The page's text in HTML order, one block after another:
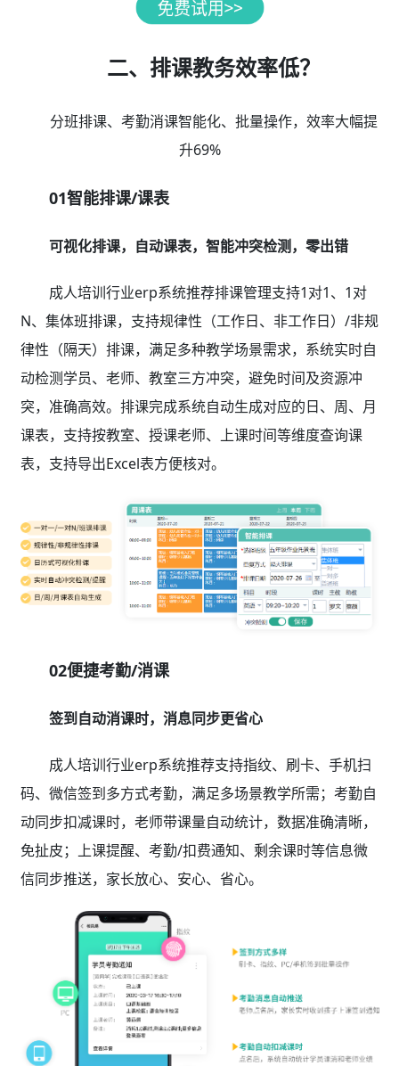
二、排课教务效率低？
分班排课、考勤消课智能化、批量操作，效率大幅提
升69%
01智能排课/课表
可视化排课，自动课表，智能冲突检测，零出错
成人培训行业erp系统推荐排课管理支持1对1、1对
N、集体班排课，支持规律性（工作日、非工作日）/非规
律性（隔天）排课，满足多种教学场景需求，系统实时自
动检测学员、老师、教室三方冲突，避免时间及资源冲
突，准确高效。排课完成系统自动生成对应的日、周、月
课表，支持按教室、授课老师、上课时间等维度查询课
表，支持导出Excel表方便核对。
02便捷考勤/消课
签到自动消课时，消息同步更省心
成人培训行业erp系统推荐支持指纹、刷卡、手机扫
码、微信签到多方式考勤，满足多场景教学所需；考勤自
动同步扣减课时，老师带课量自动统计，数据准确清晰，
免扯皮；上课提醒、考勤/扣费通知、剩余课时等信息微
信同步推送，家长放心、安心、省心。